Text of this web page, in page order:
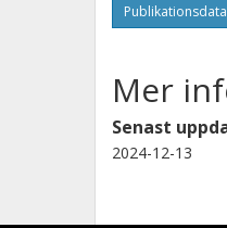
Mer
Senast
2024-12-13